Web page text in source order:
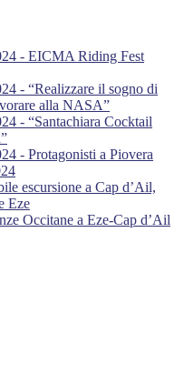
- EICMA Riding Fest
- “Realizzare il sogno di
alla NASA”
- “Santachiara Cocktail
- Protagonisti a Piovera
escursione a Cap d’Ail,
Eze
Occitane a Eze-Cap d’Ail